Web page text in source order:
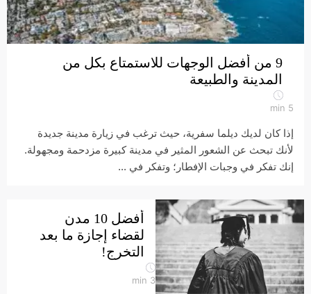
9 من أفضل الوجهات للاستمتاع بكل من
المدينة والطبيعة
5
min
إذا كان لديك ديلما سفرية، حيث ترغب في زيارة مدينة جديدة
لأنك تبحث عن الشعور المثير في مدينة كبيرة مزدحمة ومجهولة.
إنك تفكر في وجبات الإفطار؛ وتفكر في ...
أفضل 10 مدن
لقضاء إجازة ما بعد
التخرج!
3
min